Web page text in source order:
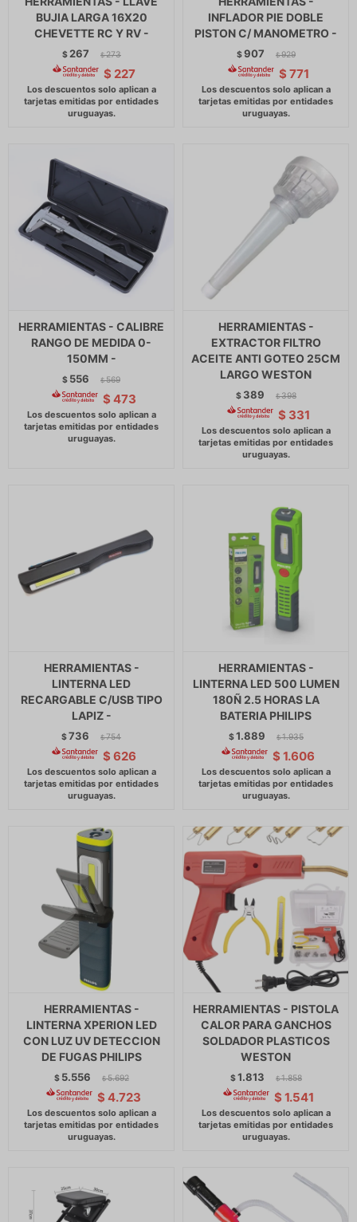
BUJIA LARGA 16X20
CHEVETTE RC Y RV -
$ 267 $ 273
$ 227
INFLADOR PIE DOBLE
PISTON C/ MANOMETRO -
$907 $ 929
$ 771
HERRAMIENTAS - CALIBRE
RANGO DE MEDIDA 0-
150MM -
$ 556 $ 569
$ 473
HERRAMIENTAS -
EXTRACTOR FILTRO
ACEITE ANTI GOTEO 25CM
LARGO WESTON
$ 389 $ 398
$ 331
HERRAMIENTAS -
LINTERNA LED
RECARGABLE C/USB TIPO
LAPIZ -
$736 $ 754
$ 626
HERRAMIENTAS -
LINTERNA LED 500 LUMEN
180Ñ 2.5 HORAS LA
BATERIA PHILIPS
$1.889 $ 1.935
$ 1.606
HERRAMIENTAS -
LINTERNA XPERION LED
CON LUZ UV DETECCION
DE FUGAS PHILIPS
$ 5.556 $ 5.692
$ 4.723
HERRAMIENTAS - PISTOLA
CALOR PARA GANCHOS
SOLDADOR PLASTICOS
WESTON
$1.813 $ 1.858
$ 1.541